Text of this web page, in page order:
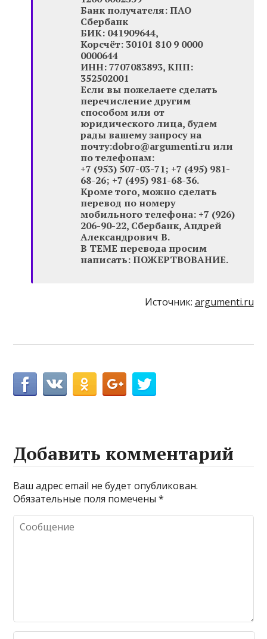
Банк получателя: ПАО
Сбербанк
БИК: 041909644,
Корсчёт: 30101 810 9 0000
0000644
ИНН: 7707083893, КПП:
352502001
Если вы пожелаете сделать
перечисление другим
способом или от
юридического лица, будем
рады вашему запросу на
почту:dobro@argumenti.ru или
по телефонам:
+7 (953) 507-03-71; +7 (495) 981-
68-26; +7 (495) 981-68-36.
Кроме того, можно сделать
перевод по номеру
мобильного телефона: +7 (926)
206-90-22, Сбербанк, Андрей
Александрович В.
В ТЕМЕ перевода просим
написать: ПОЖЕРТВОВАНИЕ.
Источник: argumenti.ru
Добавить комментарий
Ваш адрес email не будет опубликован.
Обязательные поля помечены*